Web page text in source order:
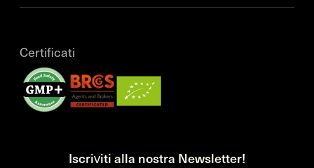
Certificati
Iscriviti alla nostra Newsletter!